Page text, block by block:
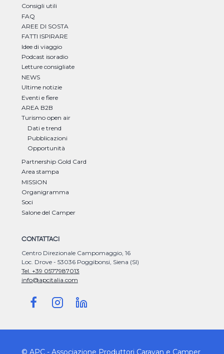
Consigli utili
FAQ
AREE DI SOSTA
FATTI ISPIRARE
Idee di viaggio
Podcast isoradio
Letture consigliate
NEWS
Ultime notizie
Eventi e fiere
AREA B2B
Turismo open air
Dati e trend
Pubblicazioni
Opportunità
Partnership Gold Card
Area stampa
MISSION
Organigramma
Soci
Salone del Camper
CONTATTACI
Centro Direzionale Campomaggio, 16
Loc. Drove - 53036 Poggibonsi, Siena (SI)
Tel. +39 0577987013
info@apcitalia.com
© APC - Associazione Produttori Caravan e Camper